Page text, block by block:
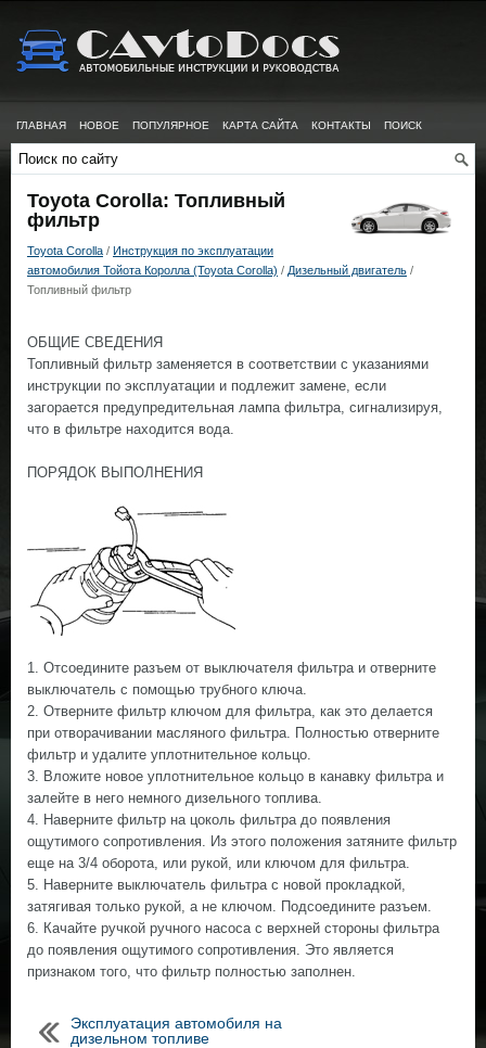
ГЛАВНАЯ НОВОЕ ПОПУЛЯРНОЕ КАРТА САЙТА КОНТАКТЫ ПОИСК
Toyota Corolla: Топливный
фильтр
Toyota Corolla / Инструкция по эксплуатации
автомобилия Тойота Королла (Toyota Corolla) / Дизельный двигатель /
Топливный фильтр
ОБЩИЕ СВЕДЕНИЯ
Топливный фильтр заменяется в соответствии с указаниями
инструкции по эксплуатации и подлежит замене, если
загорается предупредительная лампа фильтра, сигнализируя,
что в фильтре находится вода.
ПОРЯДОК ВЫПОЛНЕНИЯ
1. Отсоедините разъем от выключателя фильтра и отверните
выключатель с помощью трубного ключа.
2. Отверните фильтр ключом для фильтра, как это делается
при отворачивании масляного фильтра. Полностью отверните
фильтр и удалите уплотнительное кольцо.
3. Вложите новое уплотнительное кольцо в канавку фильтра и
залейте в него немного дизельного топлива.
4. Наверните фильтр на цоколь фильтра до появления
ощутимого сопротивления. Из этого положения затяните фильтр
еще на 3/4 оборота, или рукой, или ключом для фильтра.
5. Наверните выключатель фильтра с новой прокладкой,
затягивая только рукой, а не ключом. Подсоедините разъем.
6. Качайте ручкой ручного насоса с верхней стороны фильтра
до появления ощутимого сопротивления. Это является
признаком того, что фильтр полностью заполнен.
Эксплуатация автомобиля на
дизельном топливе